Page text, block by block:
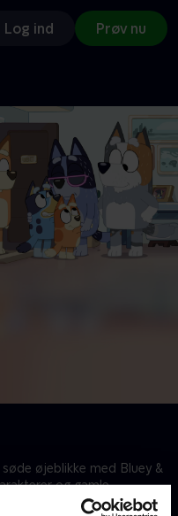
Log ind Prøv nu
øjeblikke med Bluey &
og gamle